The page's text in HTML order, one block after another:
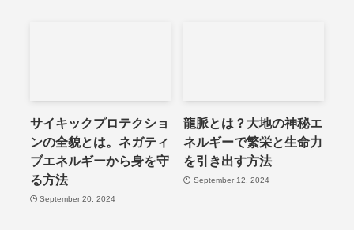
サイキックプロテクショ
ンの全貌とは。ネガティ
ブエネルギーから身を守
る方法
September 20, 2024
龍脈とは？大地の神秘エ
ネルギーで繁栄と生命力
を引き出す方法
September 12, 2024